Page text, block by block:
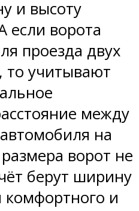
и высоту
если ворота
проезда двух
то учитывают
между
на
ворот не
берут ширину
комфортного и